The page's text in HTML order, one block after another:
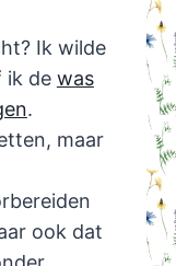
Ik wilde
ik de was
.
maar
ook dat